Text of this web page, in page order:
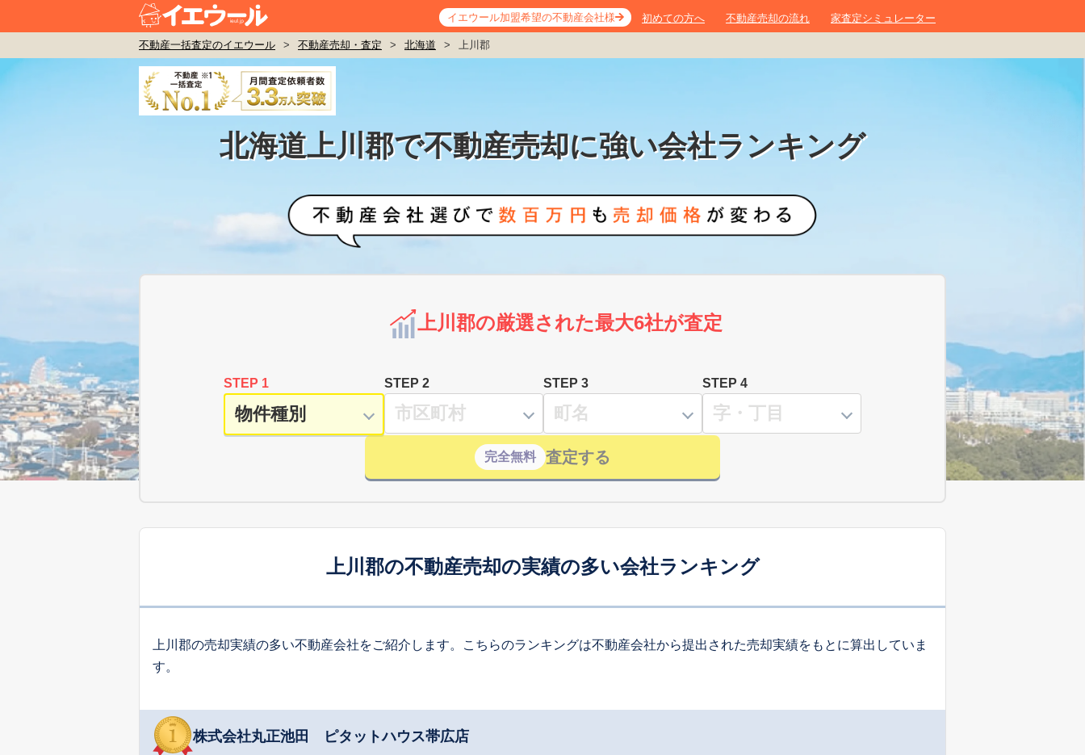
イエウール加盟希望の不動産会社様 初めての方へ 不動産売却の流れ 家査定シミュレーター
不動産一括査定のイエウール > 不動産売却・査定 > 北海道 > 上川郡
北海道上川郡で不動産売却に強い会社ランキング
上川郡の厳選された最大6社が査定
STEP 1 STEP 2 STEP 3 STEP 4
完全無料 査定する
上川郡の不動産売却の実績の多い会社ランキング
上川郡の売却実績の多い不動産会社をご紹介します。こちらのランキングは不動産会社から提出された売却実績をもとに算出していま
す。
株式会社丸正池田 ピタットハウス帯広店